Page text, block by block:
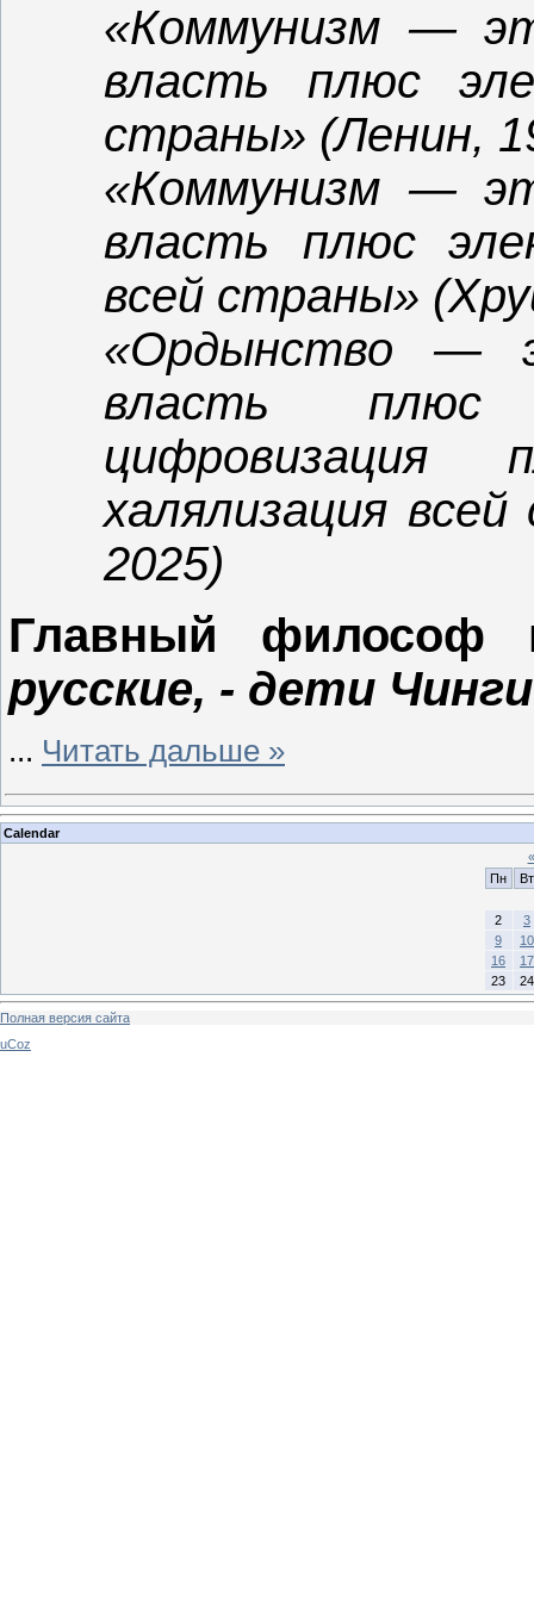
«Коммунизм —
власть плюс
страны» (Ленин,
«Коммунизм —
власть плюс
всей страны»
«Ордынство —
власть плюс
цифровизация
халялизация
2025)
Главный философ
русские, - дети
... Читать дальше »
Calendar
«
Пн
Вт
2
3
9
10
16
17
23
24
Полная версия сайта
uCoz